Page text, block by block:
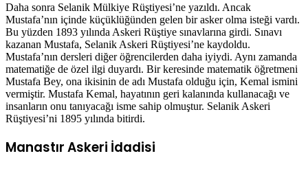
Daha sonra Selanik Mülkiye Rüştiyesi’ne yazıldı. Ancak
Mustafa’nın içinde küçüklüğünden gelen bir asker olma isteği vardı.
Bu yüzden 1893 yılında Askeri Rüştiye sınavlarına girdi. Sınavı
kazanan Mustafa, Selanik Askeri Rüştiyesi’ne kaydoldu.
Mustafa’nın dersleri diğer öğrencilerden daha iyiydi. Aynı zamanda
matematiğe de özel ilgi duyardı. Bir keresinde matematik öğretmeni
Mustafa Bey, ona ikisinin de adı Mustafa olduğu için, Kemal ismini
vermiştir. Mustafa Kemal, hayatının geri kalanında kullanacağı ve
insanların onu tanıyacağı isme sahip olmuştur. Selanik Askeri
Rüştiyesi’ni 1895 yılında bitirdi.
Manastır Askeri İdadisi